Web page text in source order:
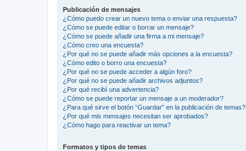
Publicación de mensajes
¿Cómo puedo crear un nuevo tema o enviar una respuesta?
¿Cómo se puede editar o borrar un mensaje?
¿Cómo se puede añadir una firma a mi mensaje?
¿Cómo creo una encuesta?
¿Por qué no se puede añadir más opciones a la encuesta?
¿Cómo edito o borro una encuesta?
¿Por qué no se puede acceder a algún foro?
¿Por qué no se puede añadir archivos adjuntos?
¿Por qué recibí una advertencia?
¿Cómo se puede reportar un mensaje a un moderador?
¿Para qué sirve el botón “Guardar” en la publicación de temas?
¿Por qué mis mensajes necesitan ser aprobados?
¿Cómo hago para reactivar un tema?
Formatos y tipos de temas